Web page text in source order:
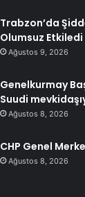
Trabzon’da
Olumsuz Etkiledi
Ağustos 9, 2026
Genelkurmay
Suudi
Ağustos 8, 2026
CHP Genel
Ağustos 8, 2026